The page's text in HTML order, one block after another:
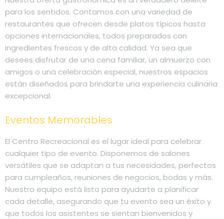
para los sentidos. Contamos con una variedad de
restaurantes que ofrecen desde platos típicos hasta
opciones internacionales, todos preparados con
ingredientes frescos y de alta calidad. Ya sea que
desees disfrutar de una cena familiar, un almuerzo con
amigos o una celebración especial, nuestros espacios
están diseñados para brindarte una experiencia culinaria
excepcional.
Eventos Memorables
El Centro Recreacional es el lugar ideal para celebrar
cualquier tipo de evento. Disponemos de salones
versátiles que se adaptan a tus necesidades, perfectos
para cumpleaños, reuniones de negocios, bodas y más.
Nuestro equipo está listo para ayudarte a planificar
cada detalle, asegurando que tu evento sea un éxito y
que todos los asistentes se sientan bienvenidos y